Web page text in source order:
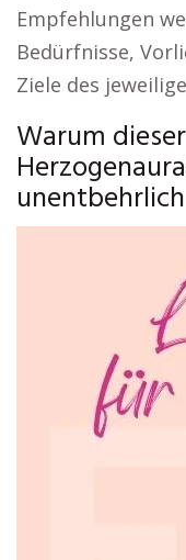
Empfehlungen
Bedürfnisse,
Ziele des
Warum